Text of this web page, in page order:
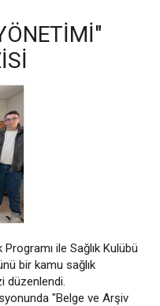
ile Sağlık Kulübü
bir kamu sağlık
düzenlendi.
"Belge ve Arşiv